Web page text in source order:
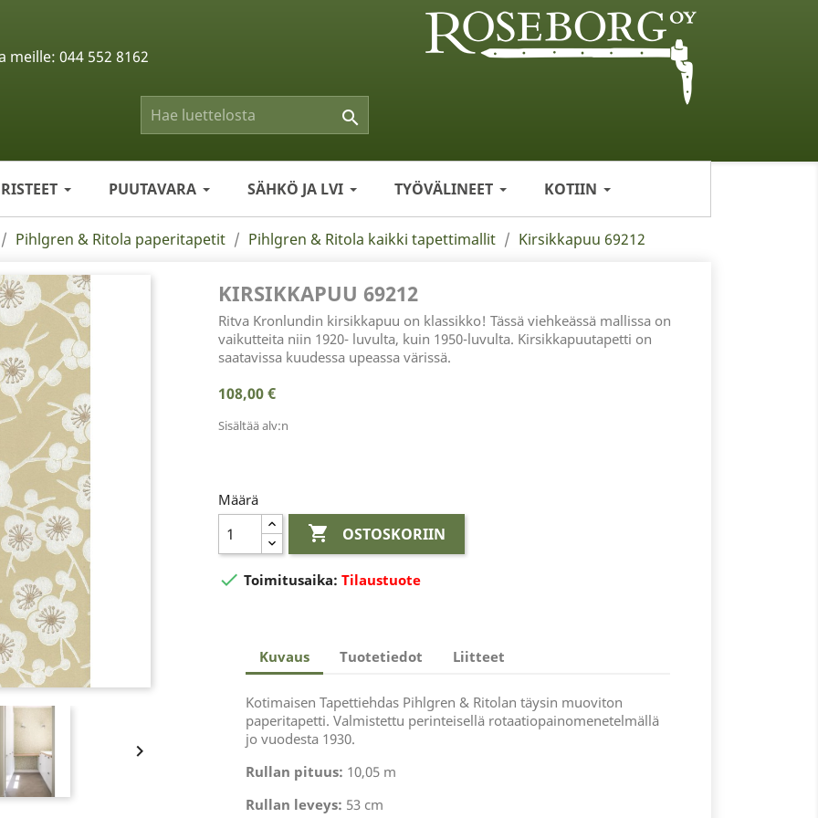

PUUTAVARA SÄHKÖ JA LVI TYÖVÄLINEET KOTIIN
meille: 044 552 8162
Pihlgren & Ritola paperitapetit Pihlgren & Ritola kaikki tapettimallit Kirsikkapuu 69212

KIRSIKKAPUU 69212
Ritva Kronlundin kirsikkapuu on klassikko! Tässä viehkeässä mallissa on
vaikutteita niin 1920- luvulta, kuin 1950-luvulta. Kirsikkapuutapetti on
saatavissa kuudessa upeassa värissä.
108,00 €
Sisältää alv:n
Määrä
 OSTOSKORIIN
 Toimitusaika: Tilaustuote
Kuvaus Tuotetiedot Liitteet
Kotimaisen Tapettiehdas Pihlgren & Ritolan täysin muoviton
paperitapetti. Valmistettu perinteisellä rotaatiopainomenetelmällä
jo vuodesta 1930.
Rullan pituus: 10,05 m
Rullan leveys: 53 cm